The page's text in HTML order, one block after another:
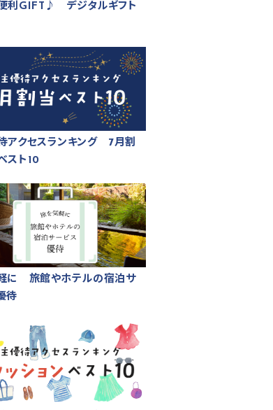
利GIFT♪ デジタルギフト
アクセスランキング 7月割
スト10
に 旅館やホテルの宿泊サ
待